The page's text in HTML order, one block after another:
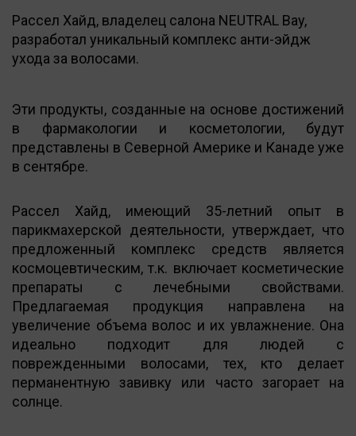
Рассел Хайд, владелец салона NEUTRAL Bay,
разработал уникальный комплекс анти-эйдж
ухода за волосами.
Эти продукты, созданные на основе достижений
в фармакологии и косметологии, будут
представлены в Северной Америке и Канаде уже
в сентябре.
Рассел Хайд, имеющий 35-летний опыт в
парикмахерской деятельности, утверждает, что
предложенный комплекс средств является
космоцевтическим, т.к. включает косметические
препараты с лечебными свойствами.
Предлагаемая продукция направлена на
увеличение объема волос и их увлажнение. Она
идеально подходит для людей с
поврежденными волосами, тех, кто делает
перманентную завивку или часто загорает на
солнце.